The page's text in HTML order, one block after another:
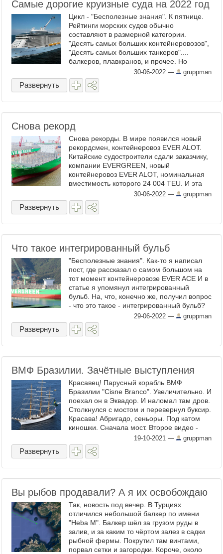
Самые дорогие круизные суда на 2022 год
Цикл - "Бесполезные знания". К пятнице.
Рейтинги морских судов обычно
составляют в размерной категории.
"Десять самых больших контейнеровозов",
"Десять самых больших танкеров"....
балкеров, плавкранов, и прочее. Но
морское судно, кроме всего, это ещё и
очень дорогое удовольствие. ...
30-06-2022 — gruppman
Развернуть
Снова рекорд
Снова рекорды. В мире появился новый
рекордсмен, контейнеровоз EVER ALOT.
Китайские судостроители сдали заказчику,
компании EVERGREEN, новый
контейнеровоз EVER ALOT, номинальная
вместимость которого 24 004 TEU. И эта
вместимость выводит новое судно на
первое место в мире. Напомню, ...
30-06-2022 — gruppman
Развернуть
Что такое интегрированный бульб
"Бесполезные знания". Как-то я написал
пост, где рассказал о самом большом на
тот момент контейнеровозе EVER ACE И в
статье я упомянул интегрированный
бульб. На, что, конечно же, получил вопрос
- что это такое - интегрированный бульб?
Я попытался ответить, но фото не очень
ясно ...
29-06-2022 — gruppman
Развернуть
ВМФ Бразилии. Зачётные выступления
Красавец! Парусный корабль ВМФ
Бразилии "Cisne Branco". Увеличительно. И
поехал он в Эквадор. И наломал там дров.
Столкнулся с мостом и перевернул буксир.
Красава! Абригадо, сеньоры. Под катом
киношки. Сначала мост. Второе видео -
утопление буксира. Операторов бы тоже
не мешало ...
19-10-2021 — gruppman
Развернуть
Вы рыбов продавали? А я их освобождаю
Так, новость под вечер. В Турциях
отличился небольшой балкер по имени
"Heba M". Балкер шёл за грузом руды в
залив, и за каким то чёртом залез в садки
рыбной фермы. Покрутил там винтами,
порвал сетки и загородки. Короче, около